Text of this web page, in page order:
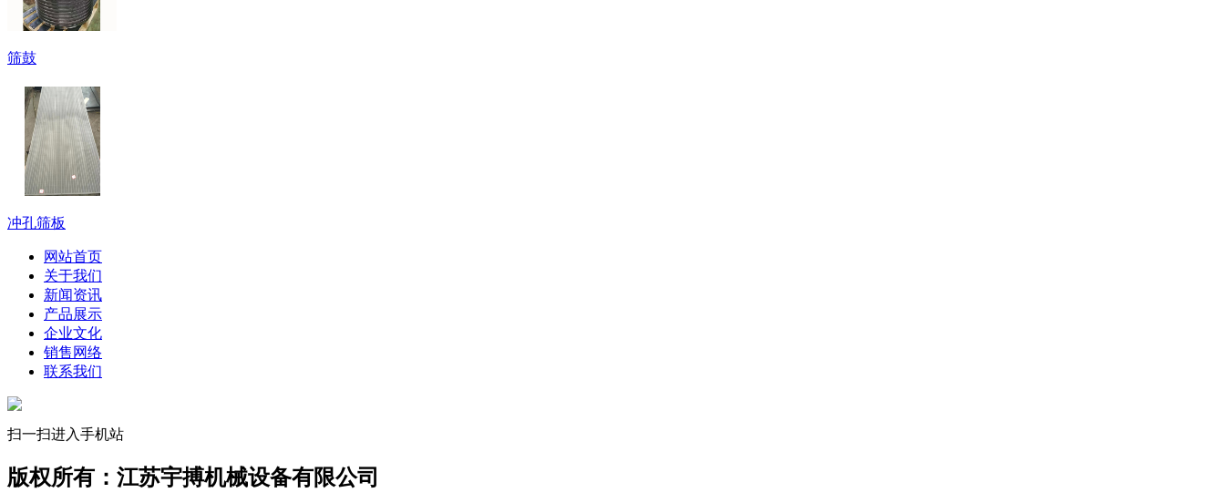
筛鼓
冲孔筛板
网站首页
关于我们
新闻资讯
产品展示
企业文化
销售网络
联系我们
扫一扫进入手机站
版权所有：江苏宇搏机械设备有限公司